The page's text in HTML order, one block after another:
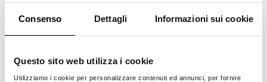
Consenso Dettagli Informazioni sui cookie
Questo sito web utilizza i cookie
Utilizziamo i cookie per personalizzare contenuti ed annunci, per fornire
1 IP 4 IP 6 IP 8 IP 10 IP
Attività quotidiana dell’app